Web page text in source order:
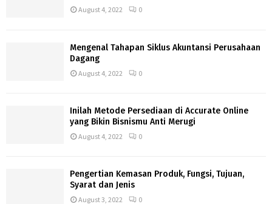
August 4, 2022 0
Mengenal Tahapan Siklus Akuntansi Perusahaan
Dagang
August 4, 2022 0
Inilah Metode Persediaan di Accurate Online
yang Bikin Bisnismu Anti Merugi
August 4, 2022 0
Pengertian Kemasan Produk, Fungsi, Tujuan,
Syarat dan Jenis
August 3, 2022 0